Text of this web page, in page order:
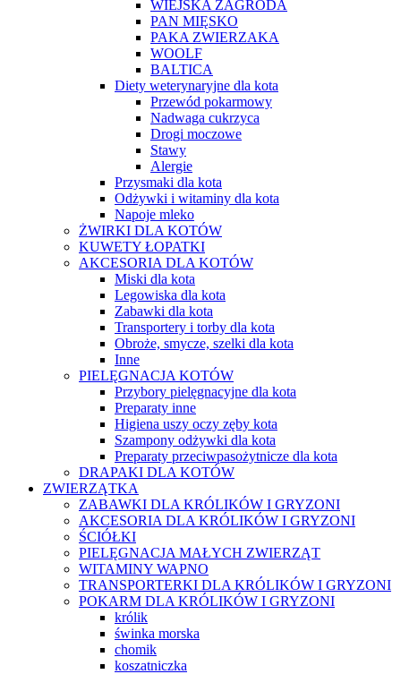
WIEJSKA ZAGRODA
PAN MIĘSKO
PAKA ZWIERZAKA
WOOLF
BALTICA
Diety weterynaryjne dla kota
Przewód pokarmowy
Nadwaga cukrzyca
Drogi moczowe
Stawy
Alergie
Przysmaki dla kota
Odżywki i witaminy dla kota
Napoje mleko
ŻWIRKI DLA KOTÓW
KUWETY ŁOPATKI
AKCESORIA DLA KOTÓW
Miski dla kota
Legowiska dla kota
Zabawki dla kota
Transportery i torby dla kota
Obroże, smycze, szelki dla kota
Inne
PIELĘGNACJA KOTÓW
Przybory pielęgnacyjne dla kota
Preparaty inne
Higiena uszy oczy zęby kota
Szampony odżywki dla kota
Preparaty przeciwpasożytnicze dla kota
DRAPAKI DLA KOTÓW
ZWIERZĄTKA
ZABAWKI DLA KRÓLIKÓW I GRYZONI
AKCESORIA DLA KRÓLIKÓW I GRYZONI
ŚCIÓŁKI
PIELĘGNACJA MAŁYCH ZWIERZĄT
WITAMINY WAPNO
TRANSPORTERKI DLA KRÓLIKÓW I GRYZONI
POKARM DLA KRÓLIKÓW I GRYZONI
królik
świnka morska
chomik
koszatniczka